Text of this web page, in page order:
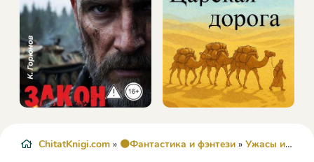
ChitatKnigi.com » 🟠Фантастика и фэнтези » Ужасы и Мистика